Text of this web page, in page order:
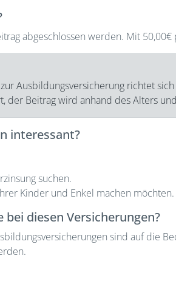
abgeschlossen werden. Mit
Ausbildungsversicherung richtet
der Beitrag wird anhand des Alters
interessant?
suchen.
Kinder und Enkel machen möchten.
bei diesen Versicherungen?
sind auf die